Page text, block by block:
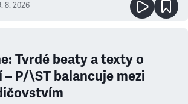
8. 2026
Tvrdé beaty a texty o
P/\ST balancuje mezi